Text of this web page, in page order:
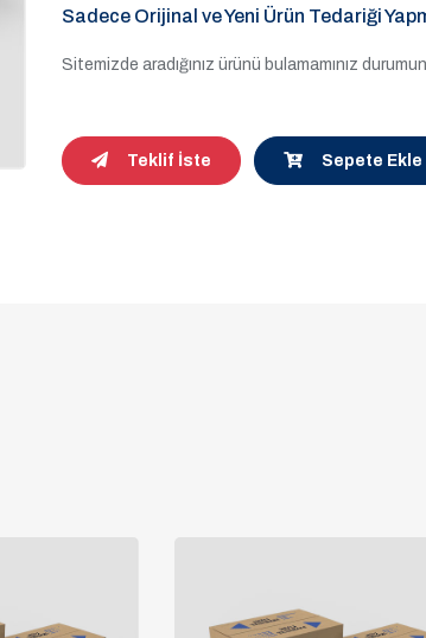
Sadece Orijinal ve Yeni Ürün Tedariği
Sitemizde aradığınız ürünü bulamamınız
Teklif İste Sepete Ekle